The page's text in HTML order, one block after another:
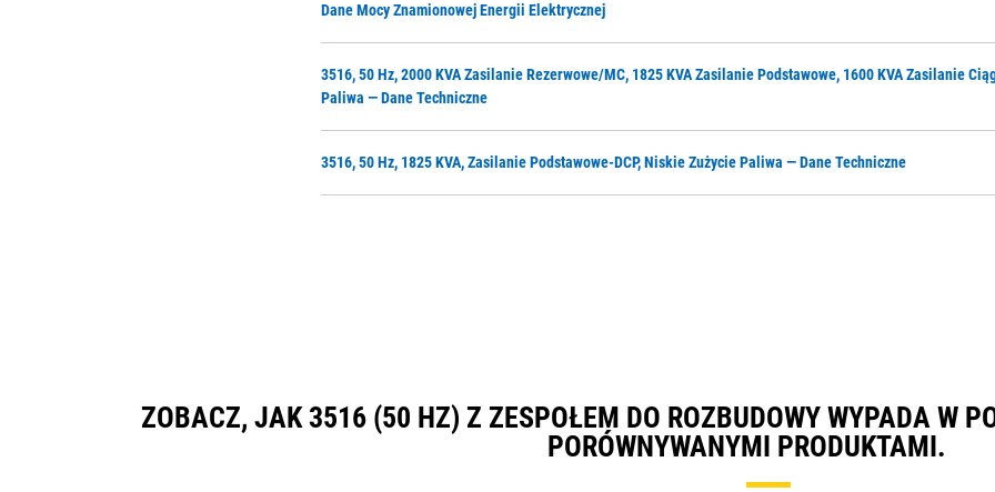
Dane Mocy Znamionowej Energii Elektrycznej
3516, 50 Hz, 2000 KVA Zasilanie Rezerwowe/MC, 1825 KVA Zasilanie Podstawowe, 1600 KVA Zasilanie
Paliwa — Dane Techniczne
3516, 50 Hz, 1825 KVA, Zasilanie Podstawowe-DCP, Niskie Zużycie Paliwa — Dane Techniczne
ZOBACZ, JAK 3516 (50 HZ) Z ZESPOŁEM DO ROZBUDOWY WYPADA W
PORÓWNYWANYMI PRODUKTAMI.